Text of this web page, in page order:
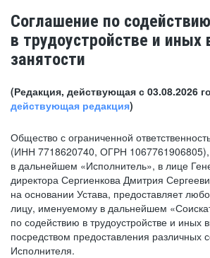
Соглашение по содействию
в трудоустройстве и иных
занятости
(Редакция, действующая с 03.08.2026
действующая редакция)
Общество с ограниченной
(ИНН 7718620740, ОГРН
в дальнейшем «Исполнитель», в лице
директора Сергиенкова Дмитрия
на основании Устава, предоставляет
лицу, именуемому в дальнейшем
по содействию в трудоустройстве и иных
посредством предоставления различных
Исполнителя.